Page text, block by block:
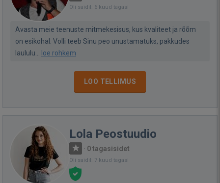
Oli saidil: 6 kuud tagasi
Avasta meie teenuste mitmekesisus, kus kvaliteet ja rõõm
on esikohal. Volli teeb Sinu peo unustamatuks, pakkudes
laululu...
loe rohkem
LOO TELLIMUS
Lola Peostuudio
· 0 tagasisidet
Oli saidil: 7 kuud tagasi